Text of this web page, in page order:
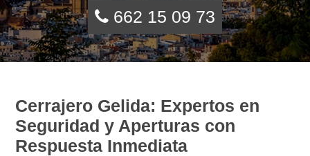
662 15 09 73
Cerrajero Gelida: Expertos en
Seguridad y Aperturas con
Respuesta Inmediata